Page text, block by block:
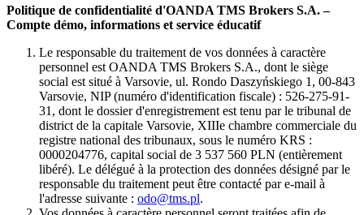
Politique de confidentialité d'OANDA TMS Brokers S.A. –
Compte démo, informations et service éducatif
Le responsable du traitement de vos données à caractère
personnel est OANDA TMS Brokers S.A., dont le siège
social est situé à Varsovie, ul. Rondo Daszyńskiego 1, 00-843
Varsovie, NIP (numéro d'identification fiscale) : 526-275-91-
31, dont le dossier d'enregistrement est tenu par le tribunal de
district de la capitale Varsovie, XIIIe chambre commerciale du
registre national des tribunaux, sous le numéro KRS :
0000204776, capital social de 3 537 560 PLN (entièrement
libéré). Le délégué à la protection des données désigné par le
responsable du traitement peut être contacté par e-mail à
l'adresse suivante : odo@tms.pl.